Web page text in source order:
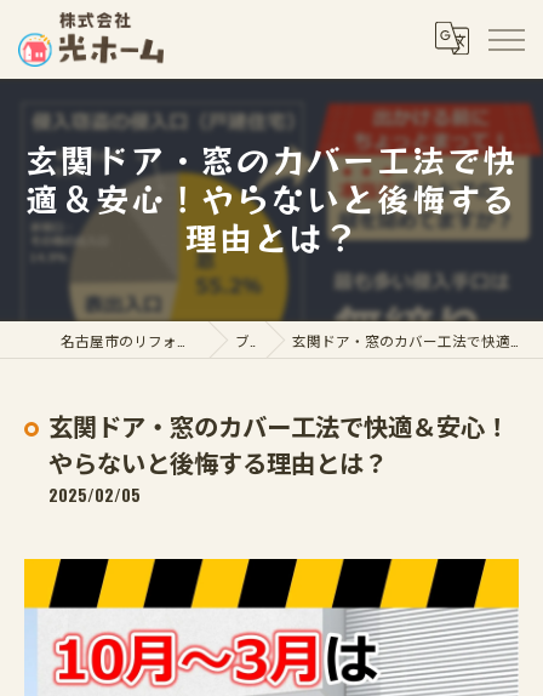
玄関ドア・窓のカバー工法で快
適＆安心！やらないと後悔する
理由とは？
ブログ 玄関ドア・窓のカバー工法で快適＆安心！やらないと後悔する理由とは？
玄関ドア・窓のカバー工法で快適＆安心！
やらないと後悔する理由とは？
2025/02/05